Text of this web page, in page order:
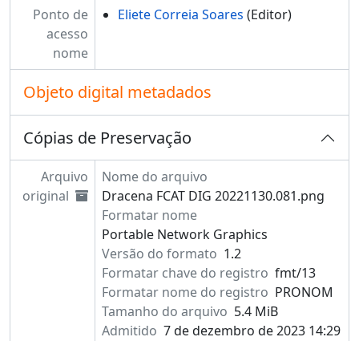
Ponto de
acesso
nome
Eliete Correia Soares (Editor)
Objeto digital metadados
Cópias de Preservação
Arquivo
original
Nome do arquivo
Dracena FCAT DIG 20221130.081.png
Formatar nome
Portable Network Graphics
Versão do formato 1.2
Formatar chave do registro fmt/13
Formatar nome do registro PRONOM
Tamanho do arquivo 5.4 MiB
Admitido 7 de dezembro de 2023 14:29